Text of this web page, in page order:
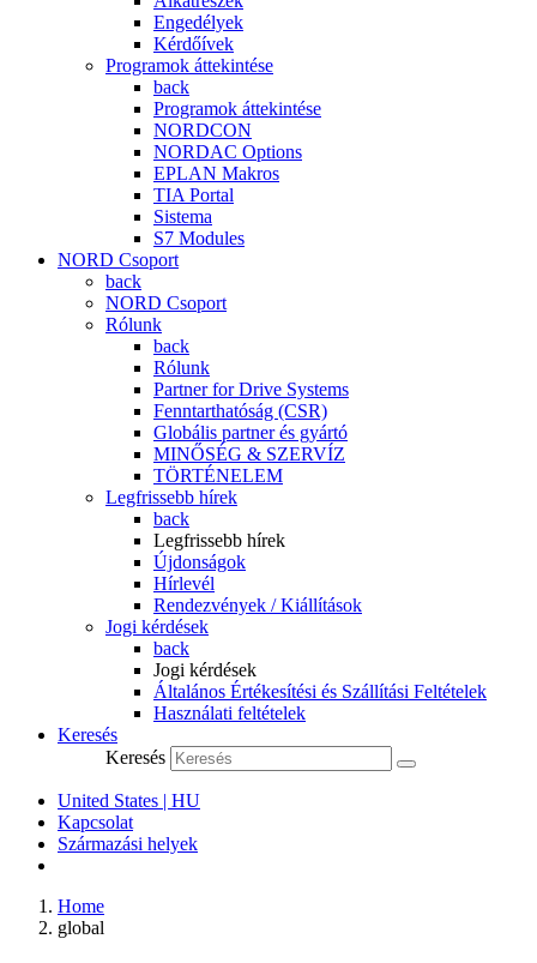
Engedélyek
Kérdőívek
Programok áttekintése
back
Programok áttekintése
NORDCON
NORDAC Options
EPLAN Makros
TIA Portal
Sistema
S7 Modules
NORD Csoport
back
NORD Csoport
Rólunk
back
Rólunk
Partner for Drive Systems
Fenntarthatóság (CSR)
Globális partner és gyártó
MINŐSÉG & SZERVÍZ
TÖRTÉNELEM
Legfrissebb hírek
back
Legfrissebb hírek
Újdonságok
Hírlevél
Rendezvények / Kiállítások
Jogi kérdések
back
Jogi kérdések
Általános Értékesítési és Szállítási Feltételek
Használati feltételek
Keresés
Keresés
United States | HU
Kapcsolat
Származási helyek
Home
global